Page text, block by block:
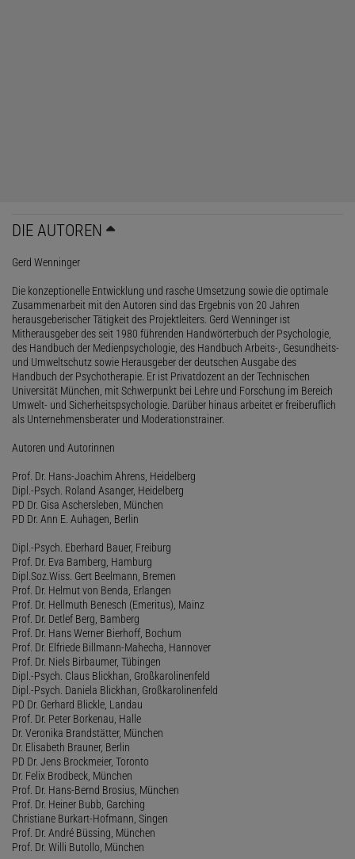
DIE AUTOREN
Gerd Wenninger
Die konzeptionelle Entwicklung und rasche Umsetzung sowie die optimale
Zusammenarbeit mit den Autoren sind das Ergebnis von 20 Jahren
herausgeberischer Tätigkeit des Projektleiters. Gerd Wenninger ist
Mitherausgeber des seit 1980 führenden Handwörterbuch der Psychologie,
des Handbuch der Medienpsychologie, des Handbuch Arbeits-, Gesundheits-
und Umweltschutz sowie Herausgeber der deutschen Ausgabe des
Handbuch der Psychotherapie. Er ist Privatdozent an der Technischen
Universität München, mit Schwerpunkt bei Lehre und Forschung im Bereich
Umwelt- und Sicherheitspsychologie. Darüber hinaus arbeitet er freiberuflich
als Unternehmensberater und Moderationstrainer.
Autoren und Autorinnen
Prof. Dr. Hans-Joachim Ahrens, Heidelberg
Dipl.-Psych. Roland Asanger, Heidelberg
PD Dr. Gisa Aschersleben, München
PD Dr. Ann E. Auhagen, Berlin
Dipl.-Psych. Eberhard Bauer, Freiburg
Prof. Dr. Eva Bamberg, Hamburg
Dipl.Soz.Wiss. Gert Beelmann, Bremen
Prof. Dr. Helmut von Benda, Erlangen
Prof. Dr. Hellmuth Benesch (Emeritus), Mainz
Prof. Dr. Detlef Berg, Bamberg
Prof. Dr. Hans Werner Bierhoff, Bochum
Prof. Dr. Elfriede Billmann-Mahecha, Hannover
Prof. Dr. Niels Birbaumer, Tübingen
Dipl.-Psych. Claus Blickhan, Großkarolinenfeld
Dipl.-Psych. Daniela Blickhan, Großkarolinenfeld
PD Dr. Gerhard Blickle, Landau
Prof. Dr. Peter Borkenau, Halle
Dr. Veronika Brandstätter, München
Dr. Elisabeth Brauner, Berlin
PD Dr. Jens Brockmeier, Toronto
Dr. Felix Brodbeck, München
Prof. Dr. Hans-Bernd Brosius, München
Prof. Dr. Heiner Bubb, Garching
Christiane Burkart-Hofmann, Singen
Prof. Dr. André Büssing, München
Prof. Dr. Willi Butollo, München